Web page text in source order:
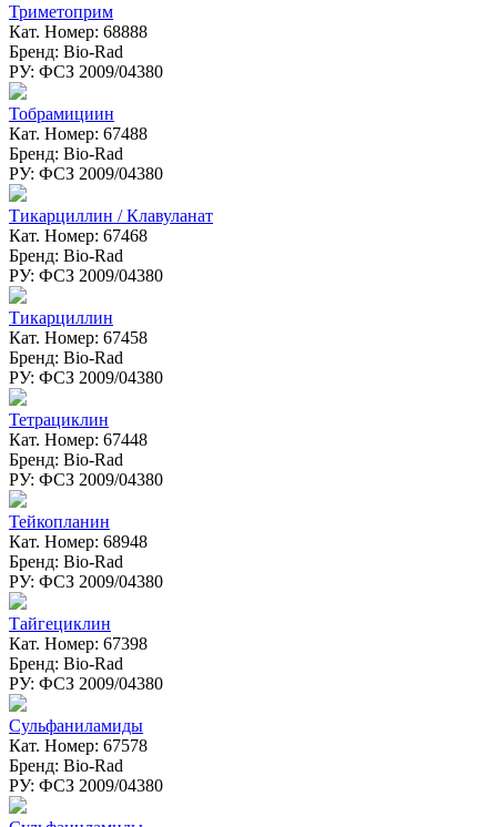
Триметоприм
Кат. Номер: 68888
Бренд: Bio-Rad
РУ: ФСЗ 2009/04380
Тобрамициин
Кат. Номер: 67488
Бренд: Bio-Rad
РУ: ФСЗ 2009/04380
Тикарциллин / Клавуланат
Кат. Номер: 67468
Бренд: Bio-Rad
РУ: ФСЗ 2009/04380
Тикарциллин
Кат. Номер: 67458
Бренд: Bio-Rad
РУ: ФСЗ 2009/04380
Тетрациклин
Кат. Номер: 67448
Бренд: Bio-Rad
РУ: ФСЗ 2009/04380
Тейкопланин
Кат. Номер: 68948
Бренд: Bio-Rad
РУ: ФСЗ 2009/04380
Тайгециклин
Кат. Номер: 67398
Бренд: Bio-Rad
РУ: ФСЗ 2009/04380
Сульфаниламиды
Кат. Номер: 67578
Бренд: Bio-Rad
РУ: ФСЗ 2009/04380